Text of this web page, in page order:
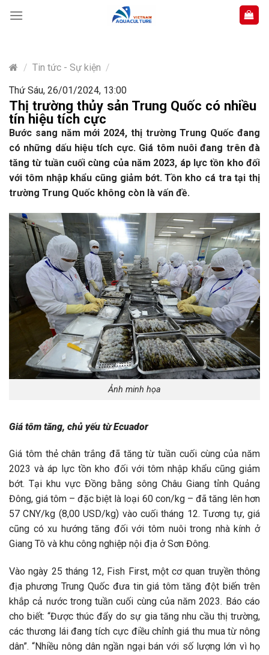
content
/ Tin tức - Sự kiện /
Thứ Sáu, 26/01/2024, 13:00
Thị trường thủy sản Trung Quốc có nhiều
tín hiệu tích cực
Bước sang năm mới 2024, thị trường Trung Quốc đang
có những dấu hiệu tích cực. Giá tôm nuôi đang trên đà
tăng từ tuần cuối cùng của năm 2023, áp lực tồn kho đối
với tôm nhập khẩu cũng giảm bớt. Tồn kho cá tra tại thị
trường Trung Quốc không còn là vấn đề.
Ảnh minh họa
Giá tôm tăng, chủ yếu từ Ecuador
Giá tôm thẻ chân trắng đã tăng từ tuần cuối cùng của năm
2023 và áp lực tồn kho đối với tôm nhập khẩu cũng giảm
bớt. Tại khu vực Đồng bằng sông Châu Giang tỉnh Quảng
Đông, giá tôm – đặc biệt là loại 60 con/kg – đã tăng lên hơn
57 CNY/kg (8,00 USD/kg) vào cuối tháng 12. Tương tự, giá
cũng có xu hướng tăng đối với tôm nuôi trong nhà kính ở
Giang Tô và khu công nghiệp nội địa ở Sơn Đông.
Vào ngày 25 tháng 12, Fish First, một cơ quan truyền thông
địa phương Trung Quốc đưa tin giá tôm tăng đột biến trên
khắp cả nước trong tuần cuối cùng của năm 2023. Báo cáo
cho biết: “Được thúc đẩy do sự gia tăng nhu cầu thị trường,
các thương lái đang tích cực điều chỉnh giá thu mua từ nông
dân”. “Nhiều nông dân ngần ngại bán với số lượng lớn vì họ